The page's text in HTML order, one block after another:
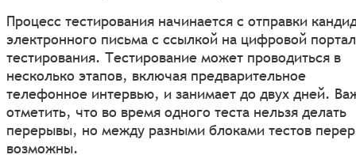
Процесс тестирования начинается с отправки
электронного письма с ссылкой на цифровой портал
тестирования. Тестирование может проводиться в
несколько этапов, включая предварительное
телефонное интервью, и занимает до двух дней.
отметить, что во время одного теста нельзя делать
перерывы, но между разными блоками тестов
возможны.